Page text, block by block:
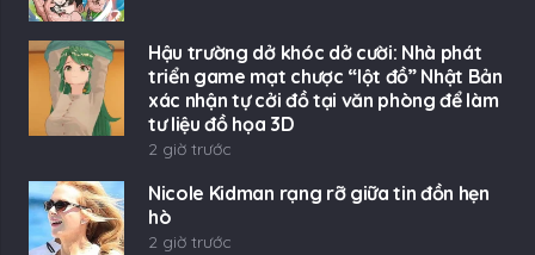
Hậu trường dở khóc dở cười: Nhà phát
triển game mạt chược “lột đồ” Nhật Bản
xác nhận tự cởi đồ tại văn phòng để làm
tư liệu đồ họa 3D
2 giờ trước
Nicole Kidman rạng rỡ giữa tin đồn hẹn
hò
2 giờ trước